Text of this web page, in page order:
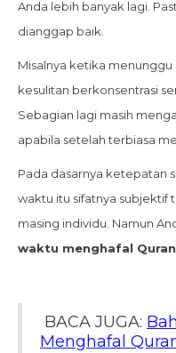
Anda lebih banyak lagi.
dianggap baik.
Misalnya ketika
kesulitan berkonsentrasi
Sebagian lagi masih
apabila setelah terbiasa
Pada dasarnya ketepatan
waktu itu sifatnya subjektif
masing individu. Namun
waktu menghafal Quran
BACA JUGA:
Menghafal